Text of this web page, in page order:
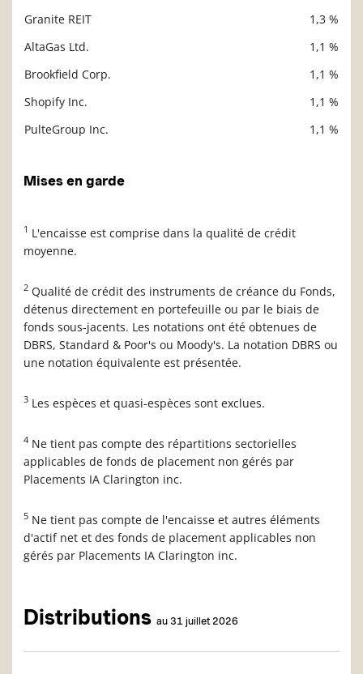
Granite REIT
1,3 %
AltaGas Ltd.
1,1 %
Brookfield Corp.
1,1 %
Shopify Inc.
1,1 %
PulteGroup Inc.
1,1 %
Mises en garde
1 L'encaisse est comprise dans la qualité de crédit
moyenne.
2 Qualité de crédit des instruments de créance du Fonds,
détenus directement en portefeuille ou par le biais de
fonds sous-jacents. Les notations ont été obtenues de
DBRS, Standard & Poor's ou Moody's. La notation DBRS ou
une notation équivalente est présentée.
3 Les espèces et quasi-espèces sont exclues.
4 Ne tient pas compte des répartitions sectorielles
applicables de fonds de placement non gérés par
Placements IA Clarington inc.
5 Ne tient pas compte de l'encaisse et autres éléments
d'actif net et des fonds de placement applicables non
gérés par Placements IA Clarington inc.
Distributions au 31 juillet 2026